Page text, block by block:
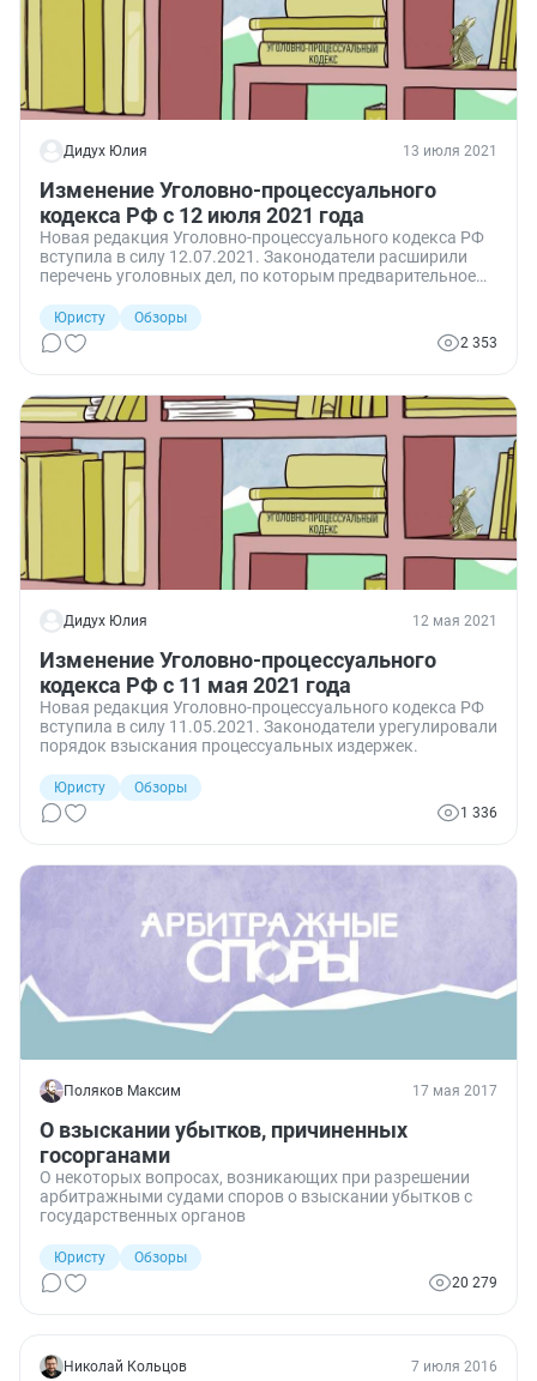
Дидух Юлия 13 июля 2021
Изменение Уголовно-процессуального
кодекса РФ с 12 июля 2021 года
Новая редакция Уголовно-процессуального кодекса РФ
вступила в силу 12.07.2021. Законодатели расширили
перечень уголовных дел, по которым предварительное
комитета РФ. Уточнены основания для прекращения
уголовного дела.
Юристу
Обзоры
2 353
Дидух Юлия 12 мая 2021
Изменение Уголовно-процессуального
кодекса РФ с 11 мая 2021 года
Новая редакция Уголовно-процессуального кодекса РФ
вступила в силу 11.05.2021. Законодатели урегулировали
порядок взыскания процессуальных издержек.
Юристу
Обзоры
1 336
Поляков Максим 17 мая 2017
О взыскании убытков, причиненных
госорганами
О некоторых вопросах, возникающих при разрешении
арбитражными судами споров о взыскании убытков с
государственных органов
Юристу
Обзоры
20 279
Николай Кольцов 7 июля 2016